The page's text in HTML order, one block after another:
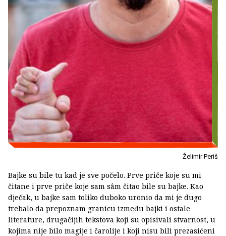
Želimir Periš
Bajke su bile tu kad je sve počelo. Prve priče koje su mi
čitane i prve priče koje sam sâm čitao bile su bajke. Kao
dječak, u bajke sam toliko duboko uronio da mi je dugo
trebalo da prepoznam granicu između bajki i ostale
literature, drugačijih tekstova koji su opisivali stvarnost, u
kojima nije bilo magije i čarolije i koji nisu bili prezasićeni